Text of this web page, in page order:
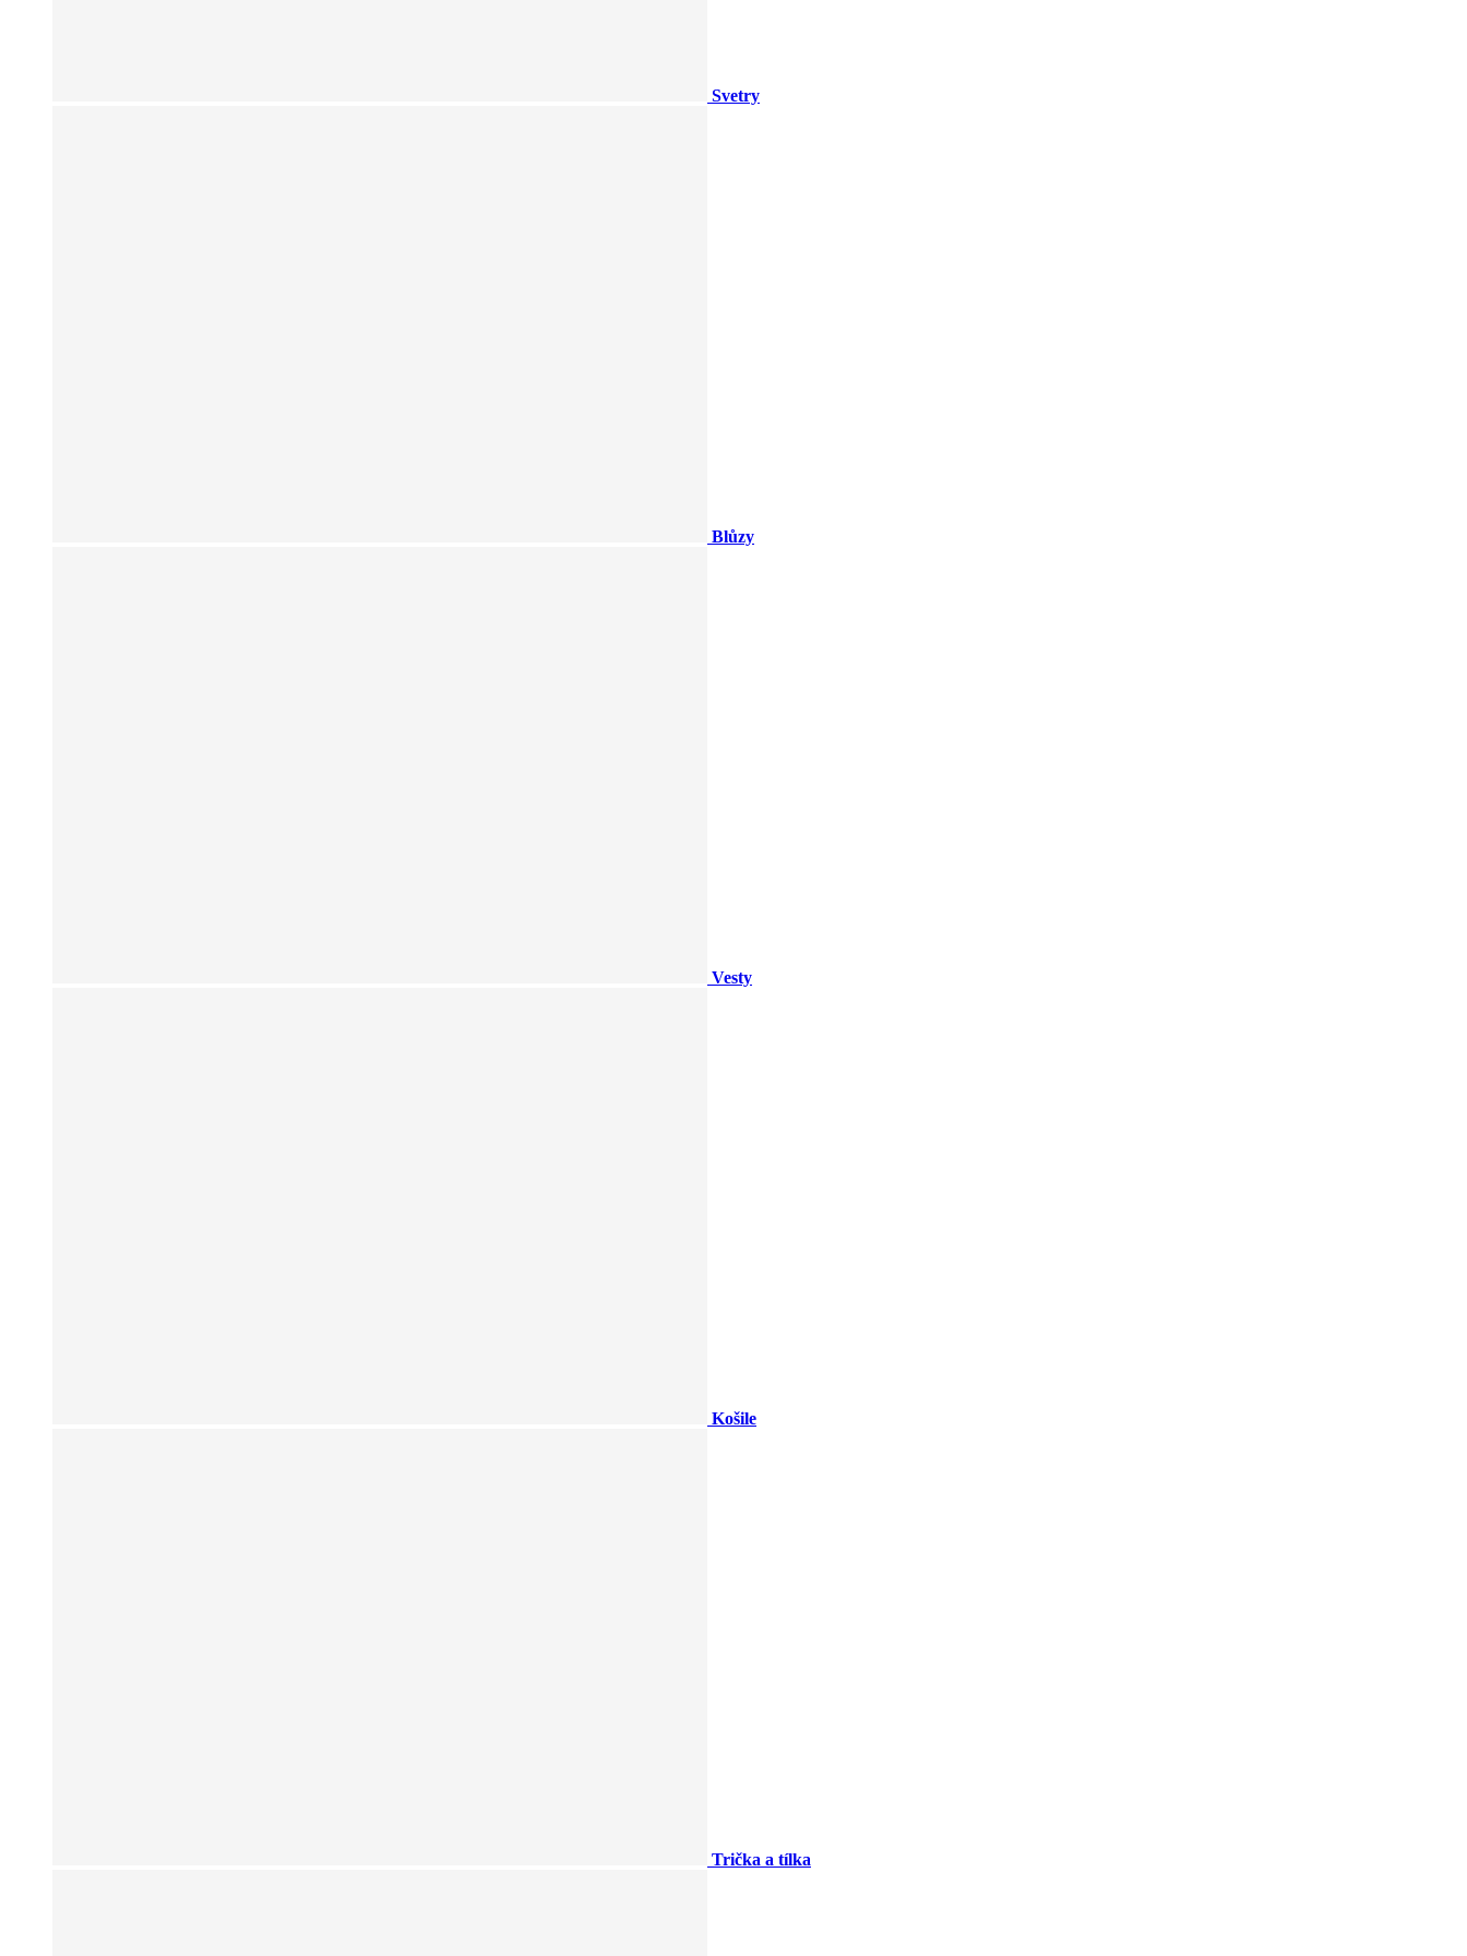
Svetry
Blůzy
Vesty
Košile
Trička a tílka